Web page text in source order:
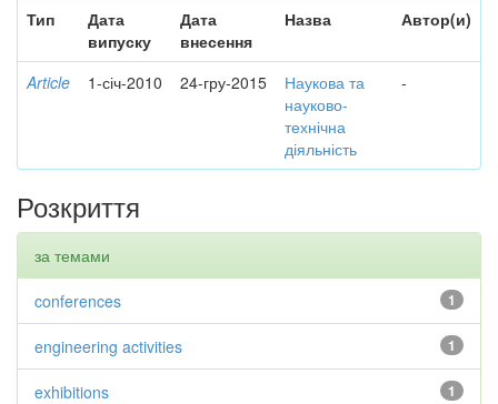
Тип
Дата
випуску
Дата
внесення
Назва Автор(и)
Article 1-січ-2010 24-гру-2015
Наукова та
науково-
технічна
діяльність
-
Розкриття
за темами
1
conferences
1
engineering activities
1
exhibitions